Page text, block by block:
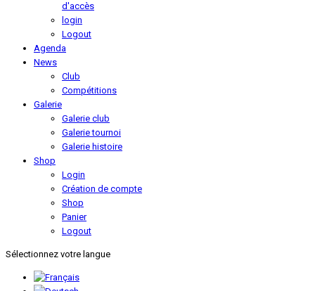
d'accès
login
Logout
Agenda
News
Club
Compétitions
Galerie
Galerie club
Galerie tournoi
Galerie histoire
Shop
Login
Création de compte
Shop
Panier
Logout
Sélectionnez votre langue